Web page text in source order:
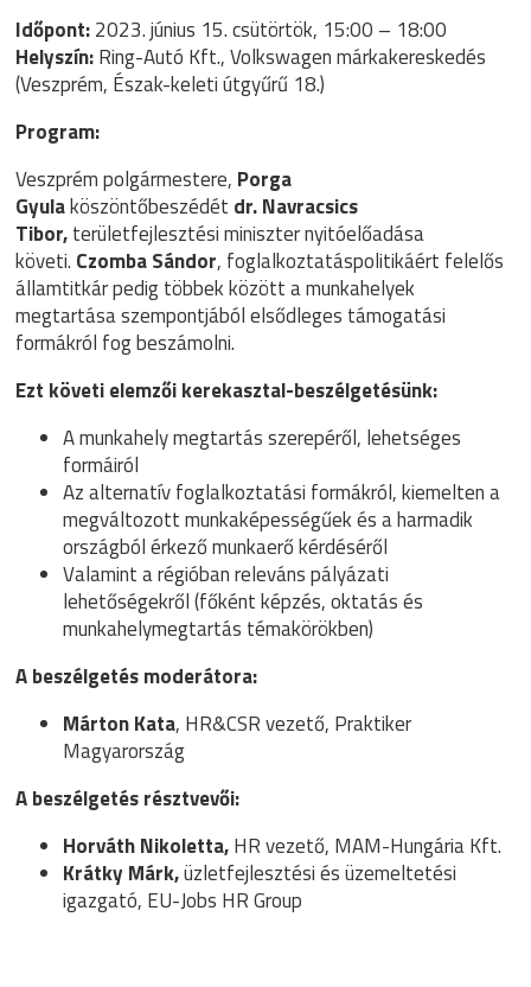
Időpont:2023. június 15. csütörtök, 15:00 – 18:00
Helyszín:Ring-Autó Kft., Volkswagen márkakereskedés
(Veszprém, Észak-keleti útgyűrű 18.)
Program:
Veszprém polgármestere, Porga
Gyulaköszöntőbeszédét dr. Navracsics
Tibor,területfejlesztési miniszter nyitóelőadása
követi. Czomba Sándor, foglalkoztatáspolitikáért felelős
államtitkár pedig többek között a munkahelyek
megtartása szempontjából elsődleges támogatási
formákról fog beszámolni.
Ezt követi elemzői kerekasztal-beszélgetésünk:
A munkahely megtartás szerepéről, lehetséges
formáiról
Az alternatív foglalkoztatási formákról, kiemelten a
megváltozott munkaképességűek és a harmadik
országból érkező munkaerő kérdéséről
Valamint a régióban releváns pályázati
lehetőségekről (főként képzés, oktatás és
munkahelymegtartás témakörökben)
A beszélgetés moderátora:
Márton Kata, HR&CSR vezető, Praktiker
Magyarország
A beszélgetés résztvevői:
Horváth Nikoletta,HR vezető, MAM-Hungária Kft.
Krátky Márk,üzletfejlesztési és üzemeltetési
igazgató, EU-Jobs HR Group